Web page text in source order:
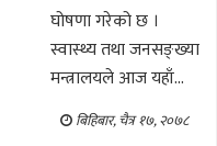
घोषणा गरेको छ ।
स्वास्थ्य तथा जनसङ्ख्या
मन्त्रालयले आज यहाँ...
बिहिबार, चैत्र १७, २०७८